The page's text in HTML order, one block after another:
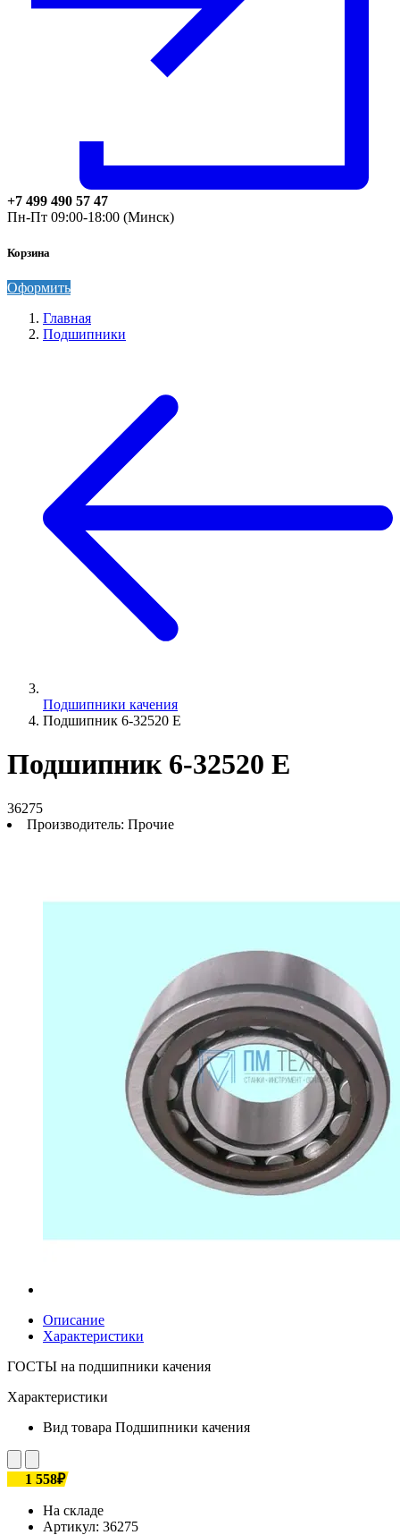
+7 499 490 57 47
Пн-Пт 09:00-18:00 (Минск)
Корзина
Оформить
Главная
Подшипники
Подшипники качения
Подшипник 6-32520 Е
Подшипник 6-32520 Е
36275
Производитель: Прочие
Описание
Характеристики
ГОСТЫ на подшипники качения
Характеристики
Вид товара Подшипники качения
1 558₽
На складе
Артикул: 36275